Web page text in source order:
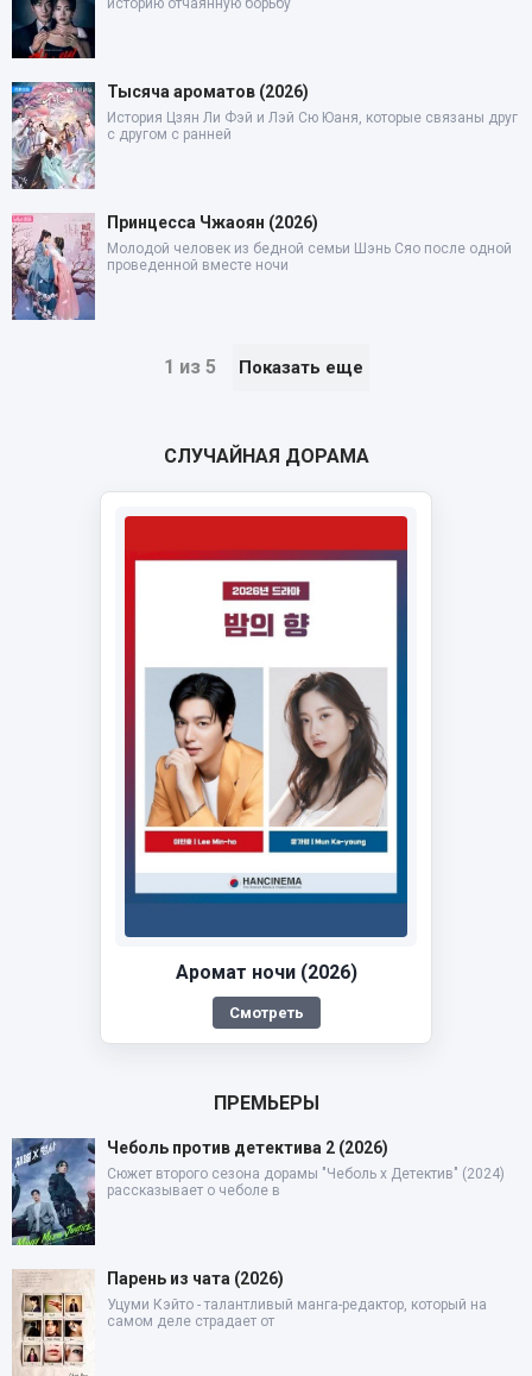
историю отчаянную борьбу
Тысяча ароматов (2026)
История Цзян Ли Фэй и Лэй Сю Юаня, которые связаны друг
с другом с ранней
Принцесса Чжаоян (2026)
Молодой человек из бедной семьи Шэнь Сяо после одной
проведенной вместе ночи
1 из 5 Показать еще
СЛУЧАЙНАЯ ДОРАМА
Аромат ночи (2026)
Смотреть
ПРЕМЬЕРЫ
Чеболь против детектива 2 (2026)
Сюжет второго сезона дорамы "Чеболь x Детектив" (2024)
рассказывает о чеболе в
Парень из чата (2026)
Уцуми Кэйто - талантливый манга-редактор, который на
самом деле страдает от